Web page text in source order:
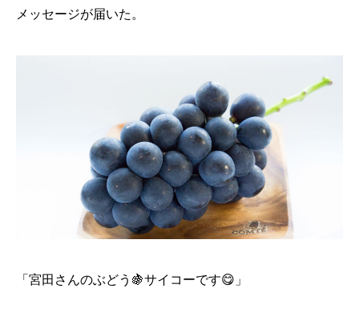
メッセージが届いた。
「宮田さんのぶどう🍇サイコーです😋」